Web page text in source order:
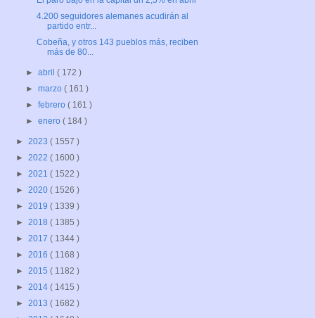
4.200 seguidores alemanes acudirán al
partido entr...
Cobeña, y otros 143 pueblos más, reciben
más de 80...
►abril( 172 )
►marzo( 161 )
►febrero( 161 )
►enero( 184 )
► 2023 ( 1557 )
► 2022 ( 1600 )
► 2021 ( 1522 )
► 2020 ( 1526 )
► 2019 ( 1339 )
► 2018 ( 1385 )
► 2017 ( 1344 )
► 2016 ( 1168 )
► 2015 ( 1182 )
► 2014 ( 1415 )
► 2013 ( 1682 )